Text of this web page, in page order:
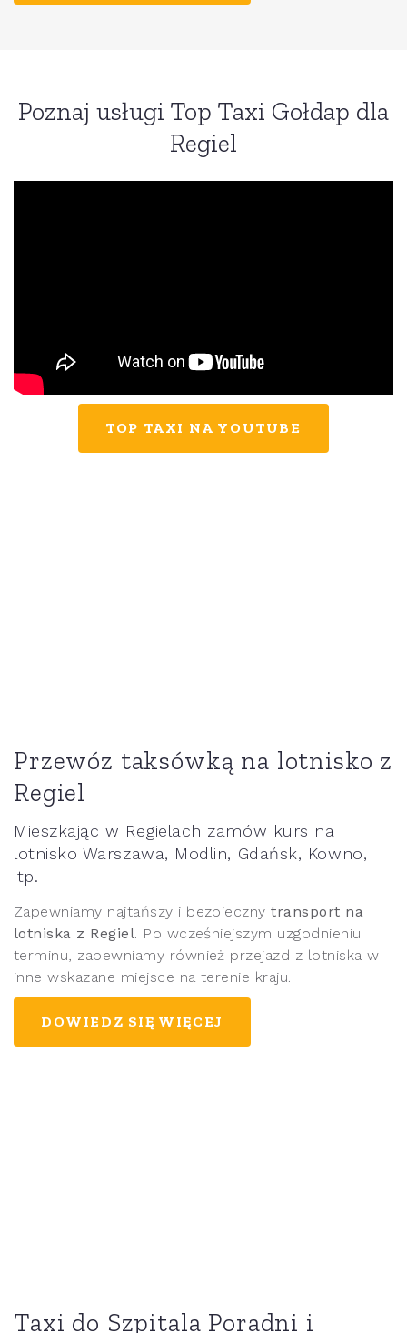
Poznaj usługi Top Taxi Gołdap dla
Regiel
TOP TAXI NA YOUTUBE
Przewóz taksówką na lotnisko z
Regiel
Mieszkając w Regielach zamów kurs na
lotnisko Warszawa, Modlin, Gdańsk, Kowno,
itp.
Zapewniamy najtańszy i bezpiecznytransport na
lotniska z Regiel . Po wcześniejszym uzgodnieniu
terminu, zapewniamy również przejazd z lotniska w
inne wskazane miejsce na terenie kraju.
DOWIEDZ SIĘ WIĘCEJ
Taxi do Szpitala Poradni i